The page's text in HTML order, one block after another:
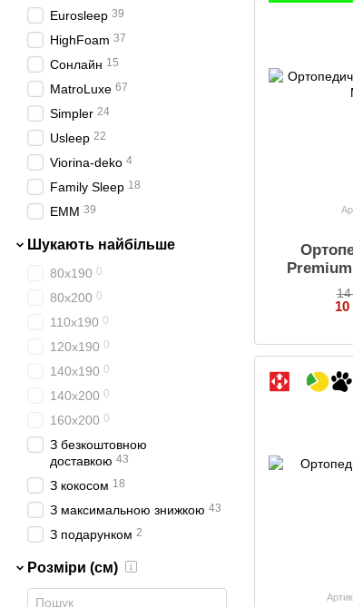
14
10
Eurosleep 39
HighFoam 37
Сонлайн 15
MatroLuxe 67
Simpler 24
Usleep 22
Viorina-deko 4
Family Sleep 18
EMM 39
Шукають найбільше
80х190 0
80х200 0
110х190 0
120х190 0
140х190 0
140х200 0
160х200 0
З безкоштовною
доставкою 43
З кокосом 18
З максимальною знижкою 43
З подарунком 2
Розміри (см)